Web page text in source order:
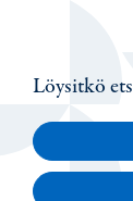
Löysitkö